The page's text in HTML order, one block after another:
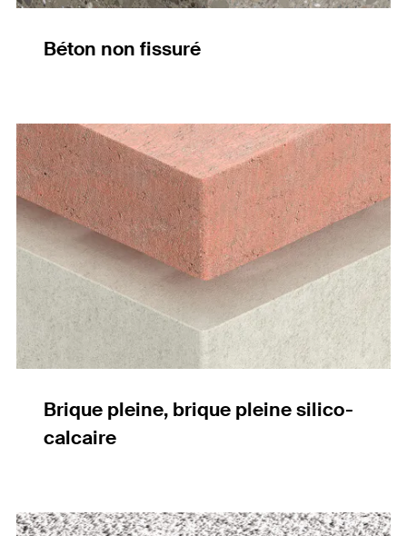
Béton non fissuré
Brique pleine, brique pleine silico-
calcaire